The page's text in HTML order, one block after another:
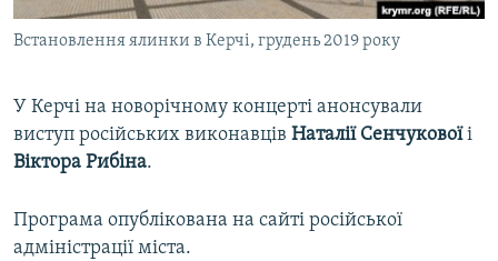
УКРАЇНСЬКА ПРОБЛЕМА КРИМУ
ІНФОГРАФІКА
ДОЛУЧАЙСЯ!
Усі сайти RFE/RL
Встановлення ялинки в Керчі, грудень 2019 року
У Керчі на новорічному концерті анонсували
виступ російських виконавців Наталії Сенчуковоїі
Віктора Рибіна.
Програма опублікована на сайті російської
адміністрації міста.